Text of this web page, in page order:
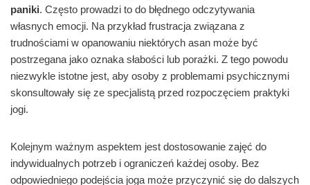
paniki. Często prowadzi to do błędnego odczytywania
własnych emocji. Na przykład frustracja związana z
trudnościami w opanowaniu niektórych asan może być
postrzegana jako oznaka słabości lub porażki. Z tego powodu
niezwykle istotne jest, aby osoby z problemami psychicznymi
skonsultowały się ze specjalistą przed rozpoczęciem praktyki
jogi.
Kolejnym ważnym aspektem jest dostosowanie zajęć do
indywidualnych potrzeb i ograniczeń każdej osoby. Bez
odpowiedniego podejścia joga może przyczynić się do dalszych